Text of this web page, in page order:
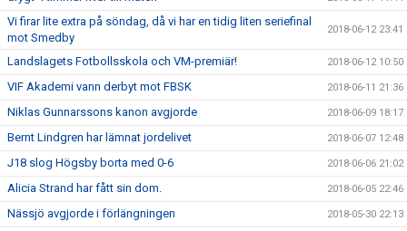
Vi firar lite extra på söndag, då vi har en tidig liten seriefinal
mot Smedby
2018-06-12 23:41
Landslagets Fotbollsskola och VM-premiär! 2018-06-12 10:50
VIF Akademi vann derbyt mot FBSK 2018-06-11 21:36
Niklas Gunnarssons kanon avgjorde 2018-06-09 18:17
Bernt Lindgren har lämnat jordelivet 2018-06-07 12:48
J18 slog Högsby borta med 0-6 2018-06-06 21:02
Alicia Strand har fått sin dom. 2018-06-05 22:46
Nässjö avgjorde i förlängningen 2018-05-30 22:13